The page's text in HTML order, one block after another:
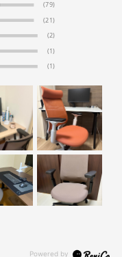
(79)
(21)
(2)
(1)
(1)